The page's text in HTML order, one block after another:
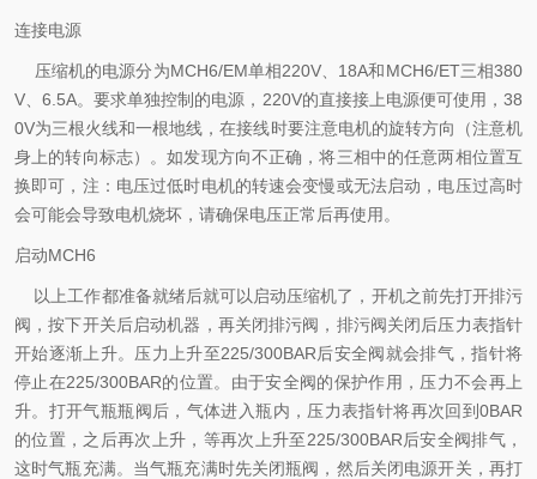
连接电源
压缩机的电源分为MCH6/EM单相220V、18A和MCH6/ET三相380
V、6.5A。要求单独控制的电源，220V的直接接上电源便可使用，38
0V为三根火线和一根地线，在接线时要注意电机的旋转方向（注意机
身上的转向标志）。如发现方向不正确，将三相中的任意两相位置互
换即可，注：电压过低时电机的转速会变慢或无法启动，电压过高时
会可能会导致电机烧坏，请确保电压正常后再使用。
启动MCH6
以上工作都准备就绪后就可以启动压缩机了，开机之前先打开排污
阀，按下开关后启动机器，再关闭排污阀，排污阀关闭后压力表指针
开始逐渐上升。压力上升至225/300BAR后安全阀就会排气，指针将
停止在225/300BAR的位置。由于安全阀的保护作用，压力不会再上
升。打开气瓶瓶阀后，气体进入瓶内，压力表指针将再次回到0BAR
的位置，之后再次上升，等再次上升至225/300BAR后安全阀排气，
这时气瓶充满。当气瓶充满时先关闭瓶阀，然后关闭电源开关，再打